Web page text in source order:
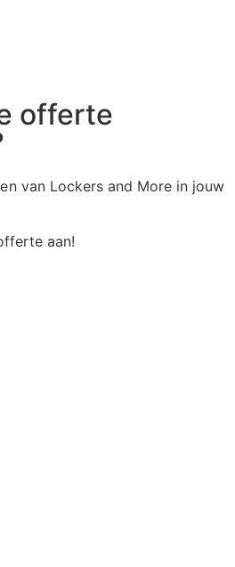
offerte
van Lockers and More in jouw
aan!